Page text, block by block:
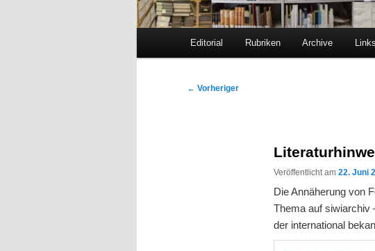
Zum
Zum
Editorial Rubriken Archive
Beitragsnavigation
← Vorheriger
Veröffentlicht am22. Juni
Die Annäherung von
Thema auf siwiarchiv
der international